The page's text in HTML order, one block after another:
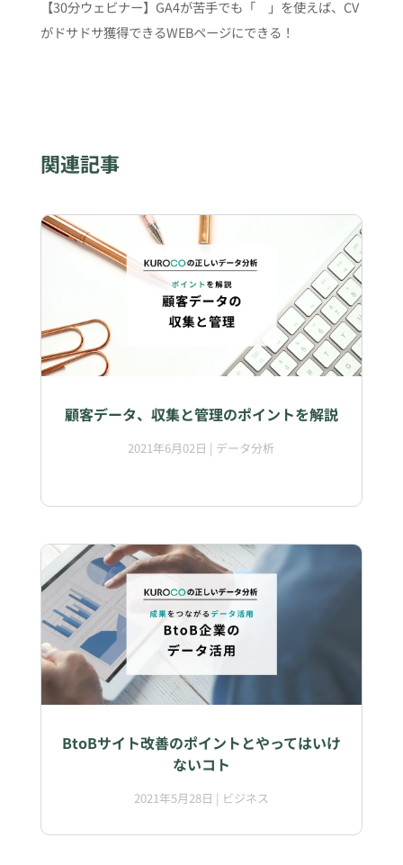
【30分ウェビナー】GA4が苦手でも「 」を使えば、CV
がドサドサ獲得できるWEBページにできる！
関連記事
顧客データ、収集と管理のポイントを解説
2021年6月02日 | データ分析
BtoBサイト改善のポイントとやってはいけ
ないコト
2021年5月28日 | ビジネス